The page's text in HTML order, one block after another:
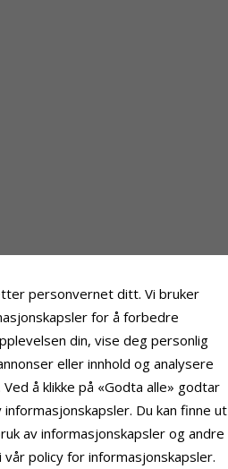
personvernet ditt. Vi bruker
for å forbedre
din, vise deg personlig
eller innhold og analysere
å klikke på «Godta alle» godtar
informasjonskapsler. Du kan finne ut
av informasjonskapsler og andre
policy for informasjonskapsler.